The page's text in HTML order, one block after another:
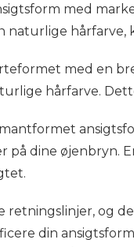
med
hårfarve,
med en
hårfarve.
på dine øjenbryn.
retningslinjer, og
din